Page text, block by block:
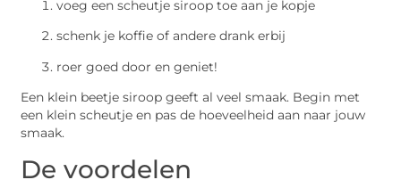
voeg een scheutje siroop toe aan je kopje
schenk je koffie of andere drank erbij
roer goed door en geniet!
Een klein beetje siroop geeft al veel smaak. Begin met
een klein scheutje en pas de hoeveelheid aan naar jouw
smaak.
De voordelen